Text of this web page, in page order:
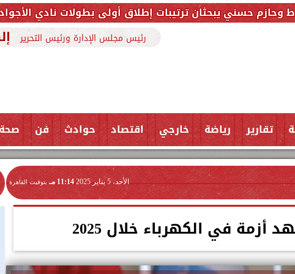
ترتيبات إطلاق أولى بطولات نادي الأجواد للرماية ضمن
رئيس مجلس الإدارة ورئيس التحرير
تقارير رياضة خارجي اقتصاد حوادث فن
الأحد، 5 يناير 2025 11:14 مـ بتوقيت القاهرة
أزمة في الكهرباء خلال 2025